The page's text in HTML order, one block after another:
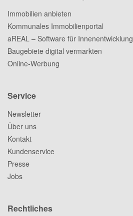
Immobilien anbieten
Kommunales Immobilienportal
aREAL – Software für Innenentwicklung
Baugebiete digital vermarkten
Online-Werbung
Service
Newsletter
Über uns
Kontakt
Kundenservice
Presse
Jobs
Rechtliches